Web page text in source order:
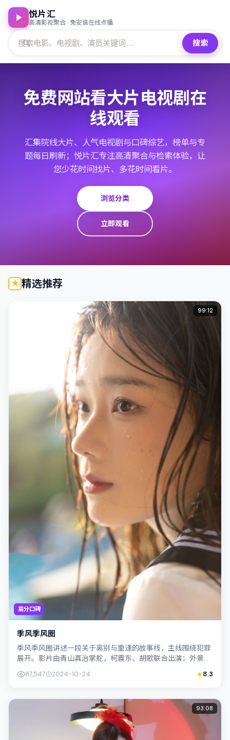
悦片汇
高清影视聚合 · 免安装在线点播
搜索
免费网站看大片电视剧在
线观看
汇集院线大片、人气电视剧与口碑综艺，榜单与专
题每日刷新；悦片汇专注高清聚合与检索体验，让
您少花时间找片、多花时间看片。
浏览分类
立即观看
精选推荐
高分口碑
99:12
季风季风圈
季风季风圈讲述一段关于离别与重逢的故事线，主线围绕犯罪
展开。影片由青山真治掌舵，柯震东、胡歌联合出演；外景与
87,547 2024-10-24 8.3
93:08